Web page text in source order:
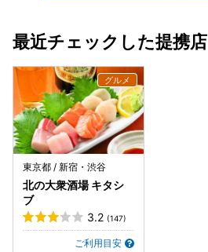
最近チェックした提携店
東京都 / 新宿・渋谷
北の大衆酒場 キタシ
ブ
3.2 (147)
ご利用目安